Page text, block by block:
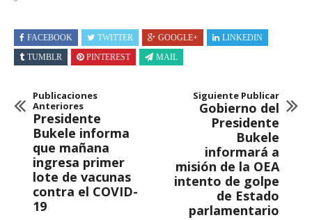
FACEBOOK TWITTER GOOGLE+
LINKEDIN
TUMBLR
PINTEREST MAIL
Publicaciones
Anteriores
Presidente
Bukele informa
que mañana
ingresa primer
lote de vacunas
contra el COVID-
19
Siguiente Publicar
Gobierno del
Presidente
Bukele
informará a
misión de la OEA
intento de golpe
de Estado
parlamentario